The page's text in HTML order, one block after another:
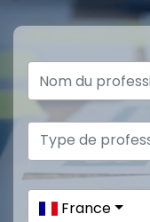
France